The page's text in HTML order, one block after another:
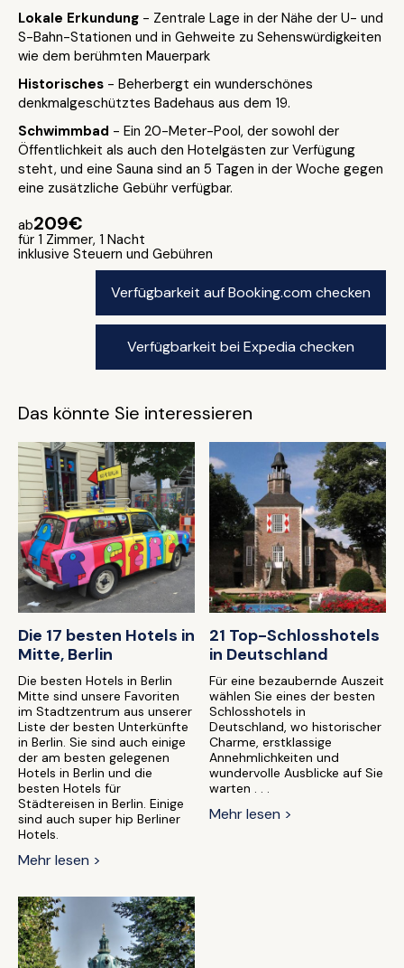
Lokale Erkundung - Zentrale Lage in der Nähe der U- und
S-Bahn-Stationen und in Gehweite zu Sehenswürdigkeiten
wie dem berühmten Mauerpark
Historisches - Beherbergt ein wunderschönes
denkmalgeschütztes Badehaus aus dem 19.
Schwimmbad - Ein 20-Meter-Pool, der sowohl der
Öffentlichkeit als auch den Hotelgästen zur Verfügung
steht, und eine Sauna sind an 5 Tagen in der Woche gegen
eine zusätzliche Gebühr verfügbar.
ab209€
für 1 Zimmer, 1 Nacht
inklusive Steuern und Gebühren
Verfügbarkeit auf Booking.com checken
Verfügbarkeit bei Expedia checken
Das könnte Sie interessieren
Die 17 besten Hotels in
Mitte, Berlin
Die besten Hotels in Berlin
Mitte sind unsere Favoriten
im Stadtzentrum aus unserer
Liste der besten Unterkünfte
in Berlin. Sie sind auch einige
der am besten gelegenen
Hotels in Berlin und die
besten Hotels für
Städtereisen in Berlin. Einige
sind auch super hip Berliner
Hotels.
Mehr lesen >
21 Top-Schlosshotels
in Deutschland
Für eine bezaubernde Auszeit
wählen Sie eines der besten
Schlosshotels in
Deutschland, wo historischer
Charme, erstklassige
Annehmlichkeiten und
wundervolle Ausblicke auf Sie
warten . . .
Mehr lesen >